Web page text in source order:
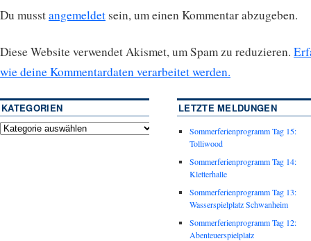
Du musstangemeldet sein, um einen Kommentar abzugeben.
Diese Website verwendet Akismet, um Spam zu reduzieren.
wie deine Kommentardaten verarbeitet werden.
KATEGORIEN LETZTE MELDUNGEN
Sommerferienprogramm Tag 15:
Tolliwood
Sommerferienprogramm Tag 14:
Kletterhalle
Sommerferienprogramm Tag 13:
Wasserspielplatz Schwanheim
Sommerferienprogramm Tag 12:
Abenteuerspielplatz